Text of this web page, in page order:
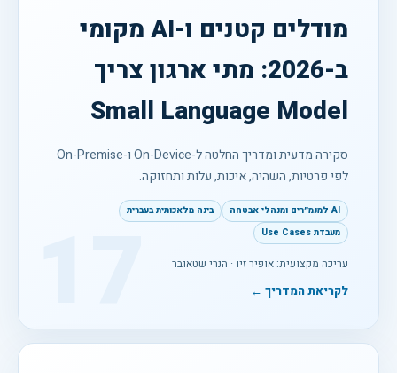
מודלים קטנים ו-AI מקומי
ב-2026: מתי ארגון צריך
Small Language Model
סקירה מדעית ומדריך החלטה ל-On-Device ו-On-Premise
לפי פרטיות, השהיה, איכות, עלות ותחזוקה.
AI למנמ״רים ומנהלי אבטחה
בינה מלאכותית בעברית
מעבדת Use Cases
עריכה מקצועית: אופיר זיו · הנרי שטאובר
לקריאת המדריך ←